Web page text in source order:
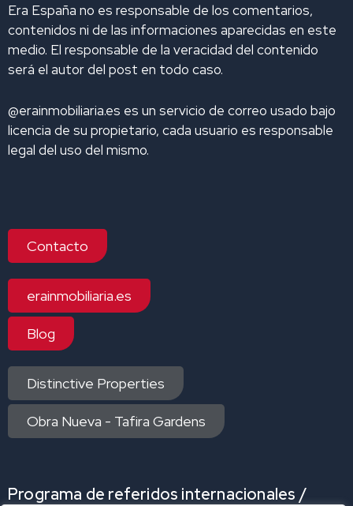
Era España no es responsable de los comentarios,
contenidos ni de las informaciones aparecidas en este
medio. El responsable de la veracidad del contenido
será el autor del post en todo caso.
@erainmobiliaria.es es un servicio de correo usado bajo
licencia de su propietario, cada usuario es responsable
legal del uso del mismo.
Contacto
erainmobiliaria.es
Blog
Distinctive Properties
Obra Nueva - Tafira Gardens
Programa de referidos internacionales /